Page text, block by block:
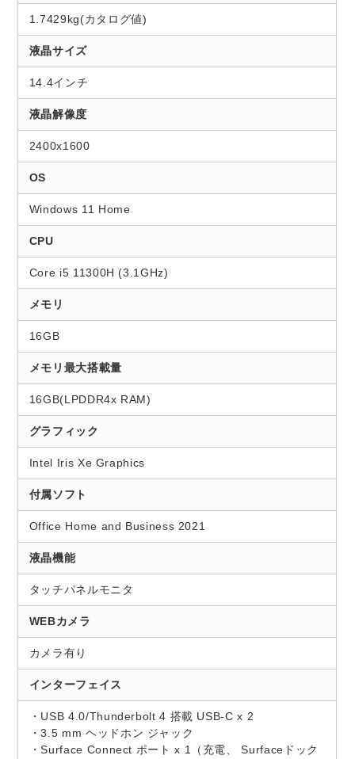
1.7429kg(カタログ値)
液晶サイズ
14.4インチ
液晶解像度
2400x1600
OS
Windows 11 Home
CPU
Core i5 11300H (3.1GHz)
メモリ
16GB
メモリ最大搭載量
16GB(LPDDR4x RAM)
グラフィック
Intel Iris Xe Graphics
付属ソフト
Office Home and Business 2021
液晶機能
タッチパネルモニタ
WEBカメラ
カメラ有り
インターフェイス
・USB 4.0/Thunderbolt 4 搭載 USB-C x 2
・3.5 mm ヘッドホン ジャック
・Surface Connect ポート x 1（充電、 Surfaceドック